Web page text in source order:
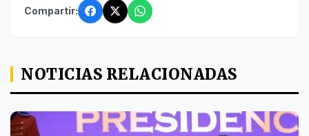
Compartir:
NOTICIAS RELACIONADAS